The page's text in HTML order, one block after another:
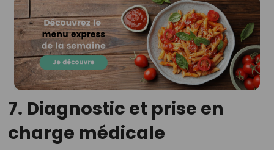
7. Diagnostic et prise en
charge médicale